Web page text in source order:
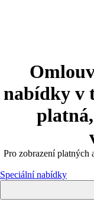
nabídky v
Pro zobrazení platných
Speciální nabídky